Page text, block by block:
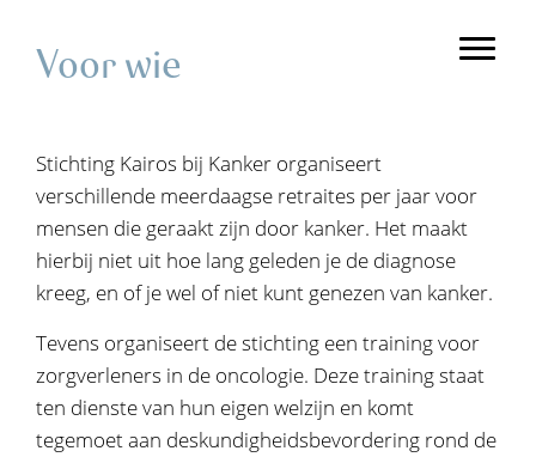
naar
de
naar
de
inhoud
Voor wie
Stichting Kairos bij Kanker organiseert
verschillende meerdaagse retraites per jaar voor
mensen die geraakt zijn door kanker. Het maakt
hierbij niet uit hoe lang geleden je de diagnose
kreeg, en of je wel of niet kunt genezen van kanker.
Tevens organiseert de stichting een training voor
zorgverleners in de oncologie. Deze training staat
ten dienste van hun eigen welzijn en komt
tegemoet aan deskundigheidsbevordering rond de